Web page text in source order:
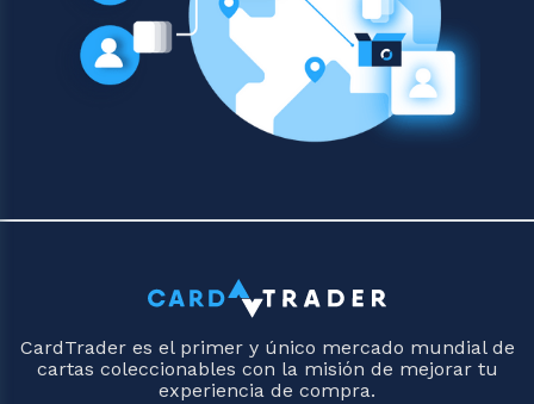
CardTrader es el primer y único mercado mundial de
cartas coleccionables con la misión de mejorar tu
experiencia de compra.